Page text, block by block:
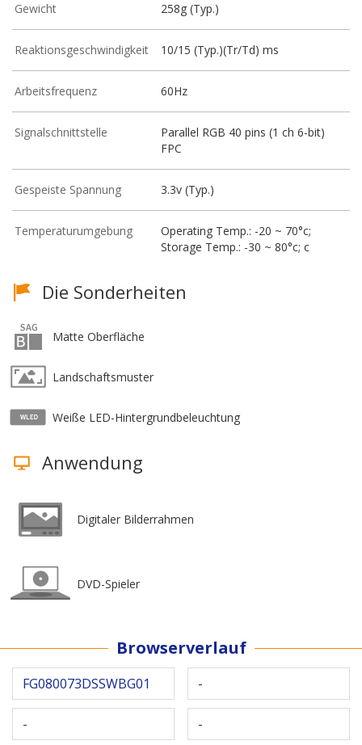
Gewicht 258g (Typ.)
Reaktionsgeschwindigkeit 10/15 (Typ.)(Tr/Td) ms
Arbeitsfrequenz 60Hz
Signalschnittstelle
Parallel RGB 40 pins (1 ch 6-bit)
FPC
Gespeiste Spannung 3.3v (Typ.)
Temperaturumgebung
Operating Temp.: -20 ~ 70°c;
Storage Temp.: -30 ~ 80°c; c
Die Sonderheiten
Matte Oberfläche
Landschaftsmuster
Weiße LED-Hintergrundbeleuchtung
Anwendung
Digitaler Bilderrahmen
DVD-Spieler
Browserverlauf
FG080073DSSWBG01 -
- -